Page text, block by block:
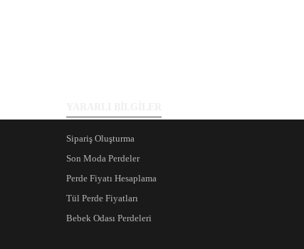
Sipariş Oluşturma
Son Moda Perdeler
Perde Fiyatı Hesaplama
Tül Perde Fiyatları
Bebek Odası Perdeleri